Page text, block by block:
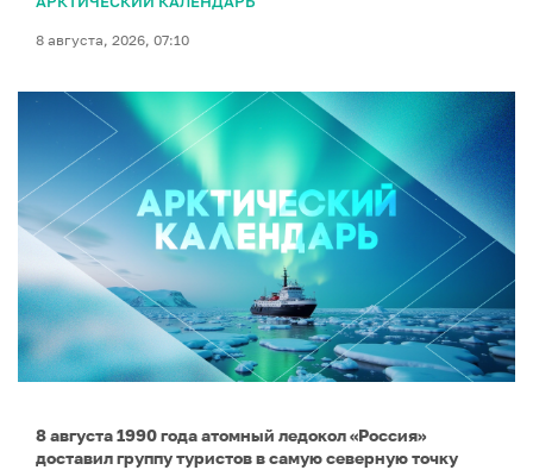
8 августа, 2026, 07:10
8 августа 1990 года атомный ледокол «Россия»
доставил группу туристов в самую северную точку